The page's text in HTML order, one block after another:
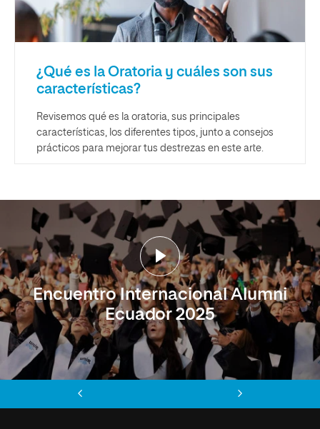
¿Qué es la Oratoria y cuáles son sus
características?
Revisemos qué es la oratoria, sus principales
características, los diferentes tipos, junto a consejos
prácticos para mejorar tus destrezas en este arte.
Encuentro Internacional Alumni
Ecuador 2025